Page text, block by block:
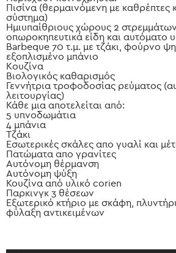
Πισίνα (θερμαινόμενη με καθρέπτες
σύστημα)
Ημιυπαίθριους χώρους 2 στρεμμάτων
οπωροκηπευτικά είδη και αυτόματο
Barbeque 70 τ.μ. με τζάκι, φούρνο
εξοπλισμένο μπάνιο
Kουζίνα
Bιολογικός καθαρισμός
Γεννήτρια τροφοδοσίας ρεύματος
λειτουργίας)
Κάθε μια αποτελείται από:
5 υπνοδωμάτια
4 μπάνια
Τζάκι
Εσωτερικές σκάλες απο γυαλί και
Πατώματα απο γρανίτες
Αυτόνομη θέρμανση
Αυτόνομη ψύξη
Κουζίνα από υλικό corien
Παρκινγκ 3 θέσεων
Εξωτερικό κτήριο με σκάφη,
φύλαξη αντικειμένων